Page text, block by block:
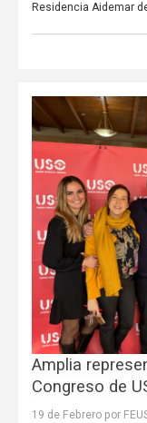
Residencia Aidemar
Amplia
Congreso de
19 de Febrero por